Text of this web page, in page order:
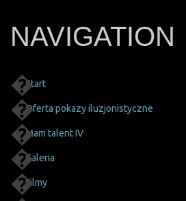
NAVIGATION
Start
Oferta pokazy iluzjonistyczne
Mam talent IV
Galeria
Filmy